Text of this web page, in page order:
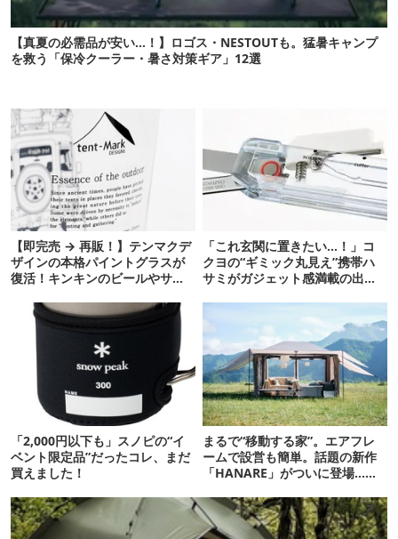
【真夏の必需品が安い…！】ロゴス・NESTOUTも。猛暑キャンプ
を救う「保冷クーラー・暑さ対策ギア」12選
【即完売 → 再販！】テンマクデ
ザインの本格パイントグラスが
復活！キンキンのビールやサワ
「これ玄関に置きたい…！」コ
クヨの“ギミック丸見え”携帯ハ
サミがガジェット感満載の出来
「2,000円以下も」スノピの“イ
ベント限定品”だったコレ、まだ
買えました！
まるで“移動する家”。エアフレ
ームで設営も簡単。話題の新作
「HANARE」がついに登場…！